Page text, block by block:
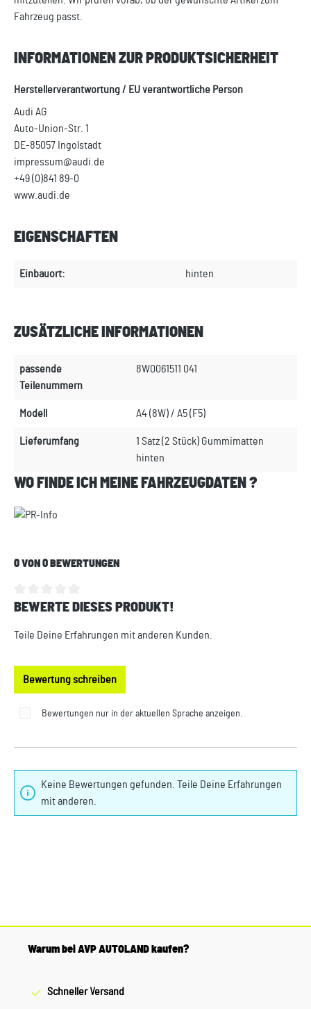
Fahrzeug passt.
INFORMATIONEN ZUR PRODUKTSICHERHEIT
Herstellerverantwortung / EU verantwortliche Person
Audi AG
Auto-Union-Str. 1
DE-85057 Ingolstadt
impressum@audi.de
+49 (0)841 89-0
www.audi.de
EIGENSCHAFTEN
Einbauort: hinten
ZUSÄTZLICHE INFORMATIONEN
passende
Teilenummern
8W0061511 041
Modell A4 (8W) / A5 (F5)
Lieferumfang
1 Satz (2 Stück) Gummimatten
hinten
WO FINDE ICH MEINE FAHRZEUGDATEN ?
0 VON 0 BEWERTUNGEN
Durchschnittliche Bewertung von 0 von 5 Sternen
BEWERTE DIESES PRODUKT!
Teile Deine Erfahrungen mit anderen Kunden.
Bewertung schreiben
Bewertungen nur in der aktuellen Sprache anzeigen.
Keine Bewertungen gefunden. Teile Deine Erfahrungen
mit anderen.
Warum bei AVP AUTOLAND kaufen?
Schneller Versand